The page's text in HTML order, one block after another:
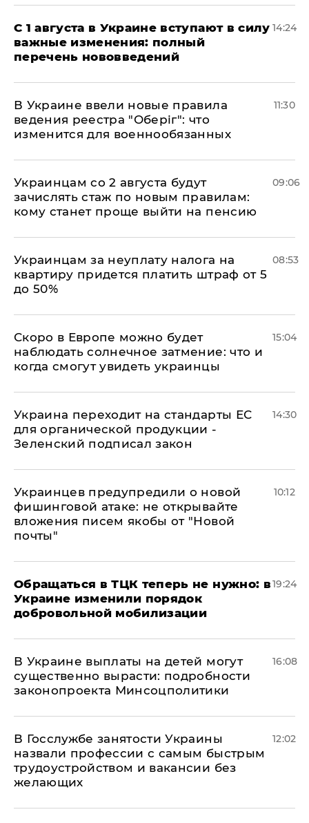
С 1 августа в Украине вступают в силу
важные изменения: полный
перечень нововведений
14:24
В Украине ввели новые правила
ведения реестра "Оберіг": что
изменится для военнообязанных
11:30
Украинцам со 2 августа будут
зачислять стаж по новым правилам:
кому станет проще выйти на пенсию
09:06
Украинцам за неуплату налога на
квартиру придется платить штраф от 5
до 50%
08:53
Скоро в Европе можно будет
наблюдать солнечное затмение: что и
когда смогут увидеть украинцы
15:04
Украина переходит на стандарты ЕС
для органической продукции -
Зеленский подписал закон
14:30
Украинцев предупредили о новой
фишинговой атаке: не открывайте
вложения писем якобы от "Новой
почты"
10:12
Обращаться в ТЦК теперь не нужно: в
Украине изменили порядок
добровольной мобилизации
19:24
В Украине выплаты на детей могут
существенно вырасти: подробности
законопроекта Минсоцполитики
16:08
В Госслужбе занятости Украины
назвали профессии с самым быстрым
трудоустройством и вакансии без
желающих
12:02